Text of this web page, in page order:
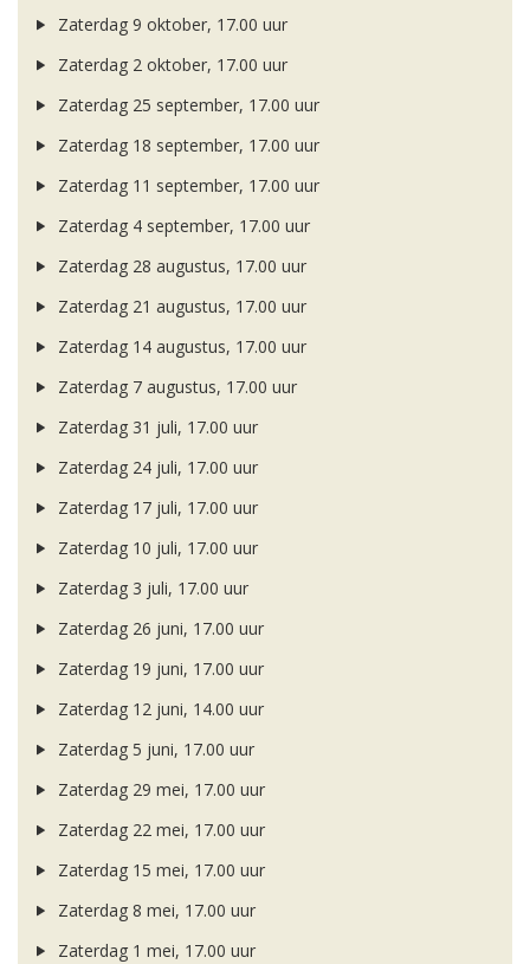
Zaterdag 9 oktober, 17.00 uur
Zaterdag 2 oktober, 17.00 uur
Zaterdag 25 september, 17.00 uur
Zaterdag 18 september, 17.00 uur
Zaterdag 11 september, 17.00 uur
Zaterdag 4 september, 17.00 uur
Zaterdag 28 augustus, 17.00 uur
Zaterdag 21 augustus, 17.00 uur
Zaterdag 14 augustus, 17.00 uur
Zaterdag 7 augustus, 17.00 uur
Zaterdag 31 juli, 17.00 uur
Zaterdag 24 juli, 17.00 uur
Zaterdag 17 juli, 17.00 uur
Zaterdag 10 juli, 17.00 uur
Zaterdag 3 juli, 17.00 uur
Zaterdag 26 juni, 17.00 uur
Zaterdag 19 juni, 17.00 uur
Zaterdag 12 juni, 14.00 uur
Zaterdag 5 juni, 17.00 uur
Zaterdag 29 mei, 17.00 uur
Zaterdag 22 mei, 17.00 uur
Zaterdag 15 mei, 17.00 uur
Zaterdag 8 mei, 17.00 uur
Zaterdag 1 mei, 17.00 uur